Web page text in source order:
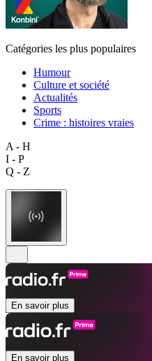
Catégories les plus populaires
Humour
Culture et société
Actualités
Sports
Crime : histoires vraies
A - H
I - P
Q - Z
En savoir plus
En savoir plus